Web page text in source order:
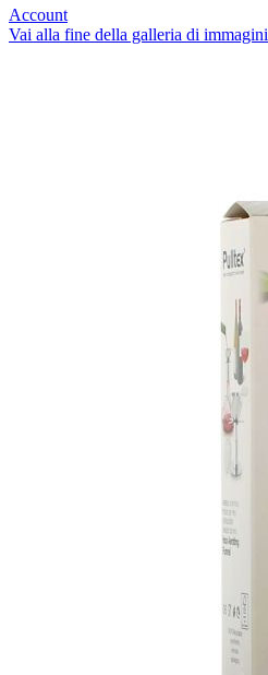
Account
Vai alla fine della galleria di immagini